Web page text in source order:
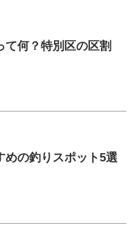
て何？特別区の区割
めの釣りスポット5選